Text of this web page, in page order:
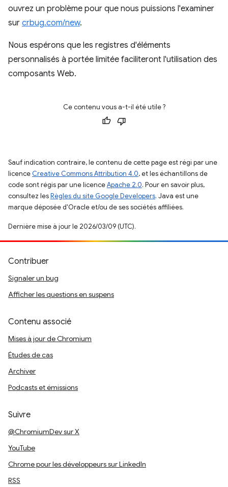
ouvrez un problème pour que nous puissions l'examiner
sur crbug.com/new.
Nous espérons que les registres d'éléments
personnalisés à portée limitée faciliteront l'utilisation des
composants Web.
Ce contenu vous a-t-il été utile ?
Sauf indication contraire, le contenu de cette page est régi par une
licence Creative Commons Attribution 4.0, et les échantillons de
code sont régis par une licenceApache 2.0. Pour en savoir plus,
consultez lesRègles du site Google Developers. Java est une
marque déposée d'Oracle et/ou de ses sociétés affiliées.
Dernière mise à jour le 2026/03/09 (UTC).
Contribuer
Signaler un bug
Afficher les questions en suspens
Contenu associé
Mises à jour de Chromium
Études de cas
Archiver
Podcasts et émissions
Suivre
@ChromiumDev sur X
YouTube
Chrome pour les développeurs sur LinkedIn
RSS